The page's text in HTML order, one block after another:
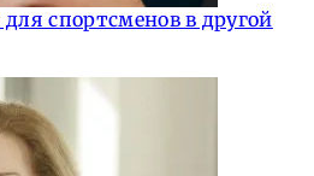
спортсменов в другой